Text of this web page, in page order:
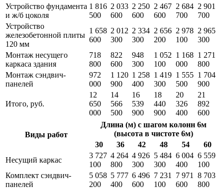
Устройство фундамента
и ж/б цоколя
1 816
500
2 033
600
2 250
600
2 467
600
2 684
700
2 901
700
Устройство
железобетонной плиты
120 мм
1 658
600
2 012
300
2 334
300
2 656
200
2 978
100
2 965
300
Монтаж несущего
каркаса здания
718
800
822
600
948
300
1 052
100
1 168
000
1 271
800
Монтаж сэндвич-
панелей
972
000
1 120
900
1 258
400
1 419
300
1 555
500
1 704
900
Итого, руб.
12
650
000
14
566
500
16
539
900
18
440
900
20
326
400
21
892
600
Виды работ
Длина (м) с шагом колонн 6м
(высота в чистоте 6м)
30
36 42 48 54
60
Несущий каркас
3 727
100
4 264
800
4 926
300
5 484
300
6 004
400
6 559
100
Комплект сэндвич-
панелей
5 058
200
5 777
400
6 496
600
7 231
100
7 971
600
8 703
800